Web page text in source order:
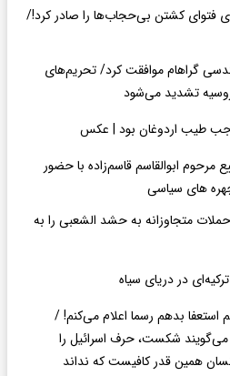
فتوای کشتن بی‌حجاب‌ها را صادر کرد!/
گراهام موافقت کرد/ تحریم‌های
روسیه تشدید می‌شود
رجب طیب اردوغان بود | عکس
مرحوم ابوالقاسم قاسم‌زاده با حضور
های سیاسی
متجاوزانه به حشد الشعبی را به
در دریای سیاه
استعفا بدهم رسما اعلام می‌کنم! /
می‌گویند شکست، حرف اسرائیل را
همین قدر کافیست که نداند